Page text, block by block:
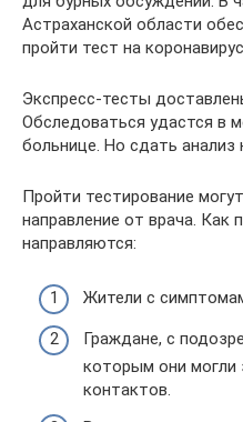
Астраханской области
пройти тест на
Экспресс-тесты
Обследоваться удастся в
больнице. Но сдать
Пройти тестирование
направление от врача. Как
направляются:
Жители с
Граждане, с
которым они могли
контактов.